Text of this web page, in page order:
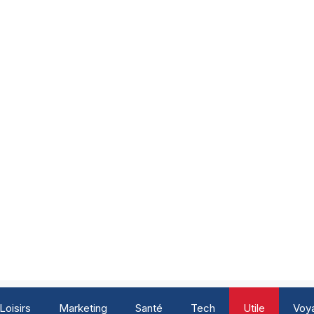
Loisirs Marketing Santé Tech Utile